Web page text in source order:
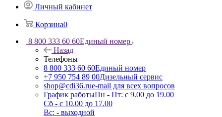
Личный кабинет
Корзина0
8 800 333 60 60Единый номер
Назад
Телефоны
8 800 333 60 60Единый номер
+7 950 754 89 00Дизельный сервис
shop@cdi36.rue-mail для всех вопросов
График работыПн - Пт: с 9.00 до 19.00
Сб - с 10.00 до 17.00
Вс: - выходной